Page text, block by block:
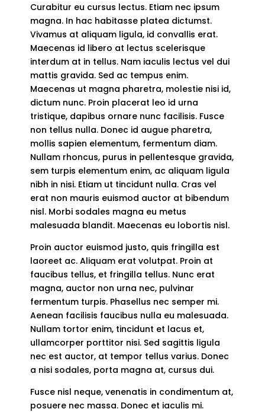
Curabitur eu cursus lectus. Etiam nec ipsum
magna. In hac habitasse platea dictumst.
Vivamus at aliquam ligula, id convallis erat.
Maecenas id libero at lectus scelerisque
interdum at in tellus. Nam iaculis lectus vel dui
mattis gravida. Sed ac tempus enim.
Maecenas ut magna pharetra, molestie nisi id,
dictum nunc. Proin placerat leo id urna
tristique, dapibus ornare nunc facilisis. Fusce
non tellus nulla. Donec id augue pharetra,
mollis sapien elementum, fermentum diam.
Nullam rhoncus, purus in pellentesque gravida,
sem turpis elementum enim, ac aliquam ligula
nibh in nisi. Etiam ut tincidunt nulla. Cras vel
erat non mauris euismod auctor at bibendum
nisl. Morbi sodales magna eu metus
malesuada blandit. Maecenas eu lobortis nisl.
Proin auctor euismod justo, quis fringilla est
laoreet ac. Aliquam erat volutpat. Proin at
faucibus tellus, et fringilla tellus. Nunc erat
magna, auctor non urna nec, pulvinar
fermentum turpis. Phasellus nec semper mi.
Aenean facilisis faucibus nulla eu malesuada.
Nullam tortor enim, tincidunt et lacus et,
ullamcorper porttitor nisi. Sed sagittis ligula
nec est auctor, at tempor tellus varius. Donec
a nisi sodales, porta magna at, cursus dui.
Fusce nisl neque, venenatis in condimentum at,
posuere nec massa. Donec et iaculis mi.